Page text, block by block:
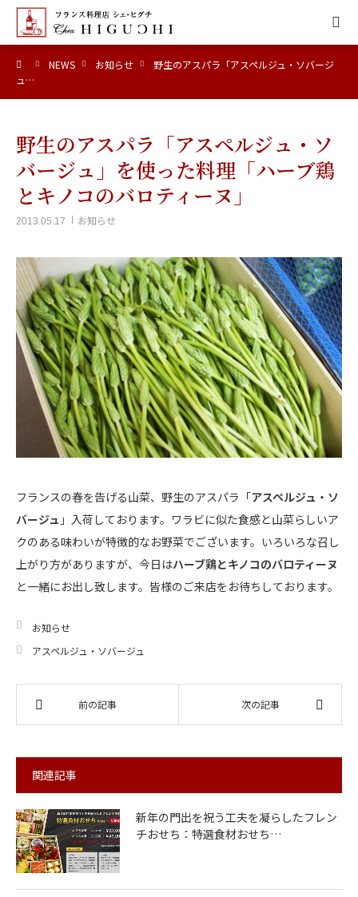
NEWS お知らせ
野生のアスパラ「アスペルジュ・ソバージ
ュ…
野生のアスパラ「アスペルジュ・ソ
バージュ」を使った料理「ハーブ鶏
とキノコのバロティーヌ」
2013.05.17 お知らせ
フランスの春を告げる山菜、野生のアスパラ「アスペルジュ・ソ
バージュ 」入荷しております。ワラビに似た食感と山菜らしいア
クのある味わいが特徴的なお野菜でございます。いろいろな召し
上がり方がありますが、今日はハーブ鶏とキノコのバロティーヌ
と一緒にお出し致します。皆様のご来店をお待ちしております。
お知らせ
アスペルジュ・ソバージュ
前の記事 次の記事
関連記事
新年の門出を祝う工夫を凝らしたフレン
チおせち：特選食材おせち…
HOME
MENU
ACCESS
CALENDAR